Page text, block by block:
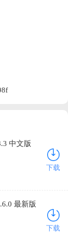
中文版
下载
最新版
下载